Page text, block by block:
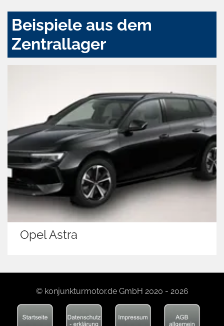
Beispiele aus dem
Zentrallager
Opel Astra
© konjunkturmotor.de GmbH 2020 - 2026